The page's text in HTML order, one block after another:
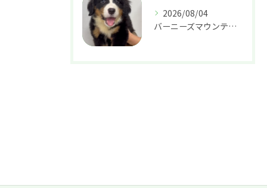
2026/08/04
バーニーズマウンテンドッグ 女の子 37.8万円